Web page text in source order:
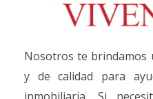
Nosotros te brindamos
y de calidad para